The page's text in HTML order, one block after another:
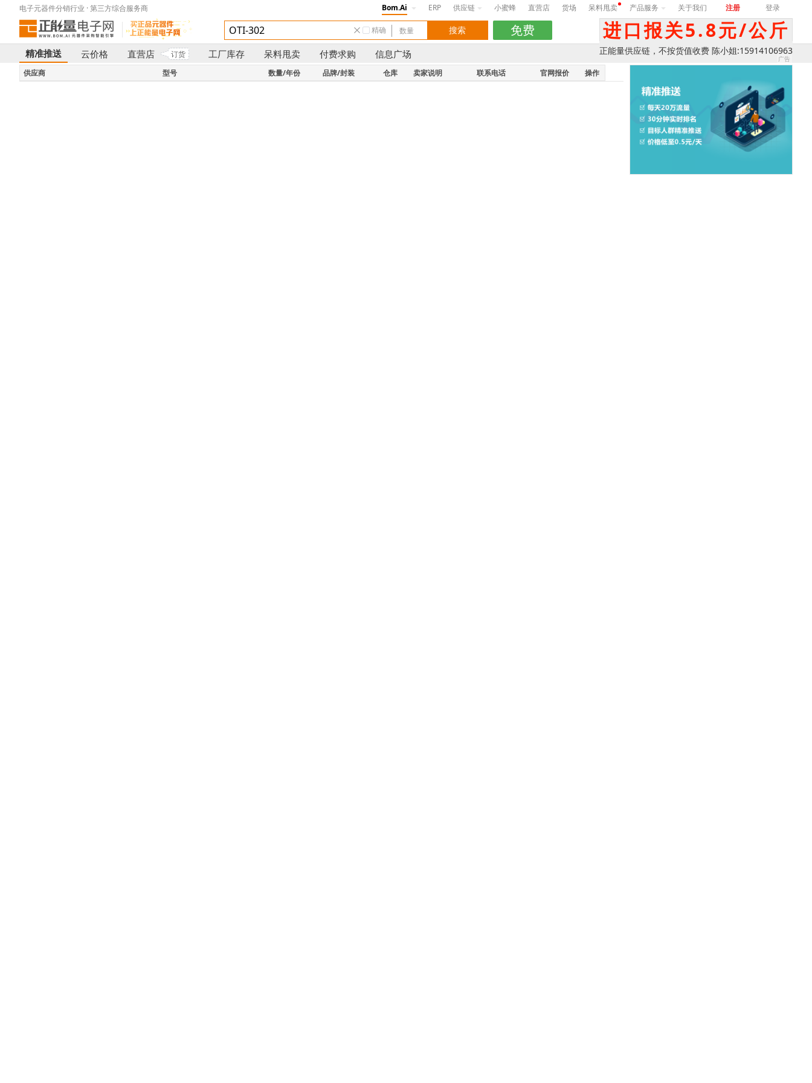
电子元器件分销行业 · 第三方综合服务商 Bom.Ai ERP 供应链 小蜜蜂 直营店 货场 呆料甩卖 产品服务 关于我们 注册 登录
精确 进口报关5.8元/公斤
正能量供应链，不按货值收费 陈小姐:15914106963
精准推送 云价格 直营店 订货 工厂库存 呆料甩卖 付费求购 信息广场
供应商 型号 数量/年份 品牌/封装 仓库 卖家说明 联系电话 官网报价 操作
}